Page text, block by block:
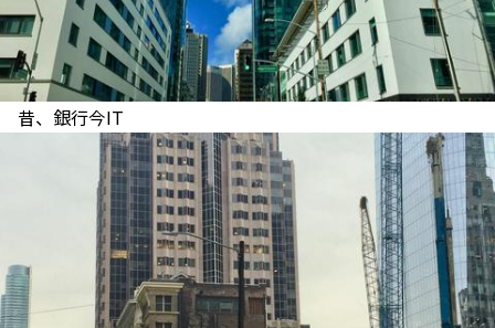
昔、銀行今IT